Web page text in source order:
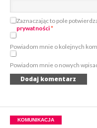
Zaznaczając to pole
prywatności*
Powiadom mnie o kolejnych
Powiadom mnie o nowych
KOMUNIKACJA